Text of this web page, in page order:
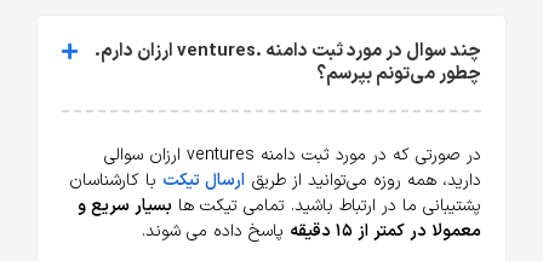
چند سوال در مورد ثبت دامنه .ventures ارزان دارم.
چطور می‌تونم بپرسم؟
در صورتی که در مورد ثبت دامنه ventures ارزان سوالی
دارید، همه روزه می‌توانید از طریق ارسال تیکت با کارشناسان
پشتیبانی ما در ارتباط باشید. تمامی تیکت ها بسیار سریع و
معمولا در کمتر از ۱۵ دقیقه
پاسخ داده می شوند.